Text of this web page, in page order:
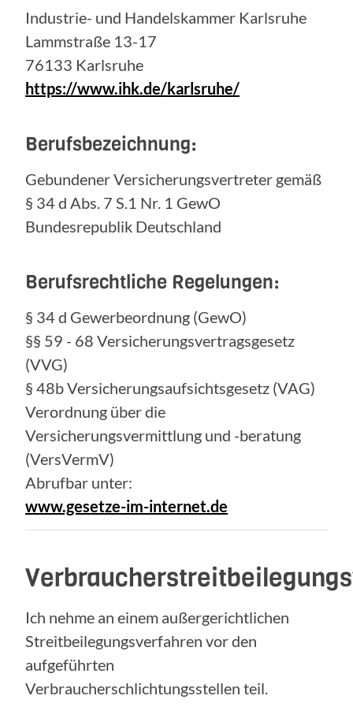
Industrie- und Handelskammer Karlsruhe
Lammstraße 13-17
76133 Karlsruhe
https://www.ihk.de/karlsruhe/
Berufsbezeichnung:
Gebundener Versicherungsvertreter gemäß
§ 34 d Abs. 7 S.1 Nr. 1 GewO
Bundesrepublik Deutschland
Berufsrechtliche Regelungen:
§ 34 d Gewerbeordnung (GewO)
§§ 59 - 68 Versicherungsvertragsgesetz
(VVG)
§ 48b Versicherungsaufsichtsgesetz (VAG)
Verordnung über die
Versicherungsvermittlung und -beratung
(VersVermV)
Abrufbar unter:
www.gesetze-im-internet.de
Ich nehme an einem außergerichtlichen
Streitbeilegungsverfahren vor den
aufgeführten
Verbraucherschlichtungsstellen teil.